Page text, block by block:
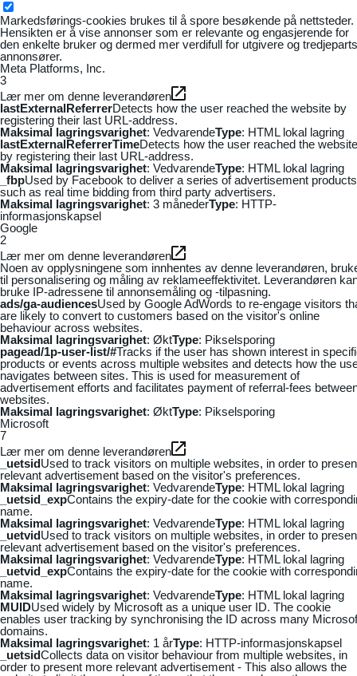
Markedsførings-cookies brukes til å spore besøkende på nettsteder.
Hensikten er å vise annonser som er relevante og engasjerende for
den enkelte bruker og dermed mer verdifull for utgivere og tredjeparts
annonsører.
Meta Platforms, Inc.
3
Lær mer om denne leverandøren
lastExternalReferrerDetects how the user reached the website by
registering their last URL-address.
Maksimal lagringsvarighet: VedvarendeType: HTML lokal lagring
lastExternalReferrerTimeDetects how the user reached the website
by registering their last URL-address.
Maksimal lagringsvarighet: VedvarendeType: HTML lokal lagring
_fbpUsed by Facebook to deliver a series of advertisement products
such as real time bidding from third party advertisers.
Maksimal lagringsvarighet: 3 månederType: HTTP-
informasjonskapsel
Google
2
Lær mer om denne leverandøren
Noen av opplysningene som innhentes av denne leverandøren,
til personalisering og måling av reklameeffektivitet. Leverandøren
bruke IP-adressene til annonsemåling og -tilpasning.
ads/ga-audiencesUsed by Google AdWords to re-engage visitors
are likely to convert to customers based on the visitor's online
behaviour across websites.
Maksimal lagringsvarighet: ØktType: Pikselsporing
pagead/1p-user-list/#Tracks if the user has shown interest in
products or events across multiple websites and detects how the
navigates between sites. This is used for measurement of
advertisement efforts and facilitates payment of referral-fees
websites.
Maksimal lagringsvarighet: ØktType: Pikselsporing
Microsoft
7
Lær mer om denne leverandøren
_uetsidUsed to track visitors on multiple websites, in order to
relevant advertisement based on the visitor's preferences.
Maksimal lagringsvarighet: VedvarendeType: HTML lokal lagring
_uetsid_expContains the expiry-date for the cookie with
name.
Maksimal lagringsvarighet: VedvarendeType: HTML lokal lagring
_uetvidUsed to track visitors on multiple websites, in order to
relevant advertisement based on the visitor's preferences.
Maksimal lagringsvarighet: VedvarendeType: HTML lokal lagring
_uetvid_expContains the expiry-date for the cookie with
name.
Maksimal lagringsvarighet: VedvarendeType: HTML lokal lagring
MUIDUsed widely by Microsoft as a unique user ID. The cookie
enables user tracking by synchronising the ID across many
domains.
Maksimal lagringsvarighet: 1 årType: HTTP-informasjonskapsel
_uetsidCollects data on visitor behaviour from multiple websites, in
order to present more relevant advertisement - This also allows the